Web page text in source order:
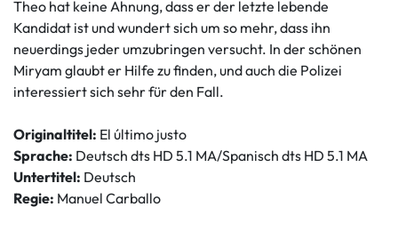
Theo hat keine Ahnung, dass er der letzte lebende
Kandidat ist und wundert sich um so mehr, dass ihn
neuerdings jeder umzubringen versucht. In der schönen
Miryam glaubt er Hilfe zu finden, und auch die Polizei
interessiert sich sehr für den Fall.
Originaltitel: El último justo
Sprache: Deutsch dts HD 5.1 MA/Spanisch dts HD 5.1 MA
Untertitel: Deutsch
Regie: Manuel Carballo